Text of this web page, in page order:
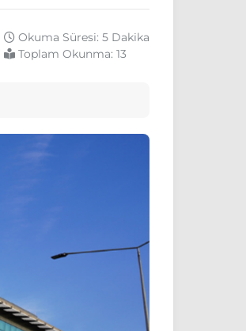
Okuma Süresi: 5 Dakika
Toplam Okunma: 13